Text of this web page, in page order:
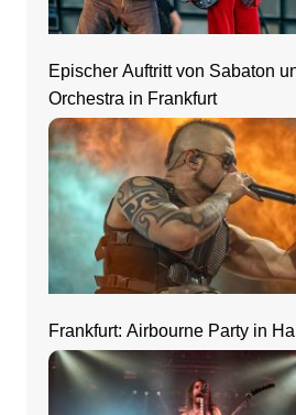
Epischer Auftritt von Sabaton
Orchestra in Frankfurt
Frankfurt: Airbourne Party in